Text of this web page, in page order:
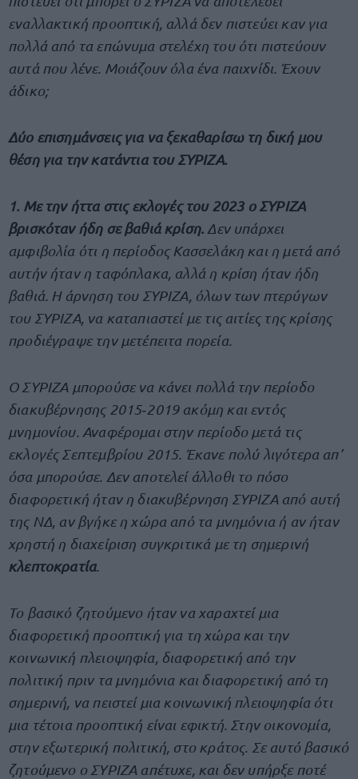
εναλλακτική προοπτική, αλλά δεν πιστεύει καν για
πολλά από τα επώνυμα στελέχη του ότι πιστεύουν
αυτά που λένε. Μοιάζουν όλα ένα παιχνίδι. Έχουν
άδικο;
Δύο επισημάνσεις για να ξεκαθαρίσω τη δική μου
θέση για την κατάντια του ΣΥΡΙΖΑ.
1. Με την ήττα στις εκλογές του 2023 ο ΣΥΡΙΖΑ
βρισκόταν ήδη σε βαθιά κρίση. Δεν υπάρχει
αμφιβολία ότι η περίοδος Κασσελάκη και η μετά από
αυτήν ήταν η ταφόπλακα, αλλά η κρίση ήταν ήδη
βαθιά. Η άρνηση του ΣΥΡΙΖΑ, όλων των πτερύγων
του ΣΥΡΙΖΑ, να καταπιαστεί με τις αιτίες της κρίσης
προδιέγραψε την μετέπειτα πορεία.
Ο ΣΥΡΙΖΑ μπορούσε να κάνει πολλά την περίοδο
διακυβέρνησης 2015‐2019 ακόμη και εντός
μνημονίου. Αναφέρομαι στην περίοδο μετά τις
εκλογές Σεπτεμβρίου 2015. Έκανε πολύ λιγότερα απ’
όσα μπορούσε. Δεν αποτελεί άλλοθι το πόσο
διαφορετική ήταν η διακυβέρνηση ΣΥΡΙΖΑ από αυτή
της ΝΔ, αν βγήκε η χώρα από τα μνημόνια ή αν ήταν
χρηστή η διαχείριση συγκριτικά με τη σημερινή
κλεπτοκρατία.
Το βασικό ζητούμενο ήταν να χαραχτεί μια
διαφορετική προοπτική για τη χώρα και την
κοινωνική πλειοψηφία, διαφορετική από την
πολιτική πριν τα μνημόνια και διαφορετική από τη
σημερινή, να πειστεί μια κοινωνική πλειοψηφία ότι
μια τέτοια προοπτική είναι εφικτή. Στην οικονομία,
στην εξωτερική πολιτική, στο κράτος. Σε αυτό βασικό
ζητούμενο ο ΣΥΡΙΖΑ απέτυχε, και δεν υπήρξε ποτέ